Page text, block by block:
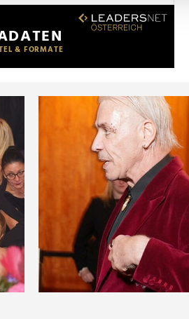
und Analysen weiter. Unsere
ihnen bereitgestellt haben oder die